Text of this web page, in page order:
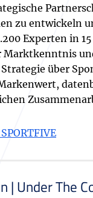
zu entwickeln
Experten in
über
SPORTFIVE
| Under The